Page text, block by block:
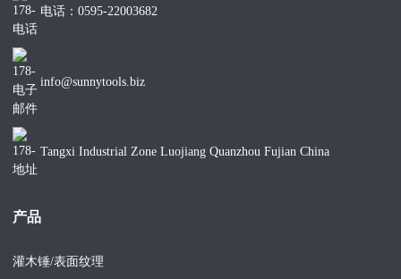
电话：0595-22003682
info@sunnytools.biz
Tangxi Industrial Zone Luojiang Quanzhou Fujian China
产品
灌木锤/表面纹理